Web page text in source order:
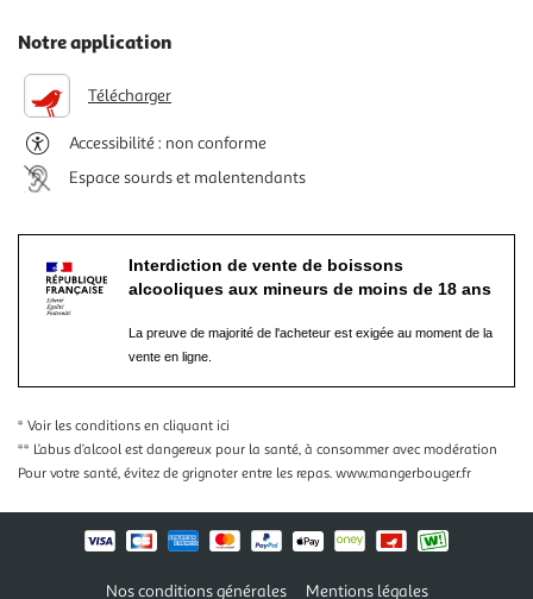
Notre application
Télécharger
Accessibilité : non conforme
Espace sourds et malentendants
Interdiction de vente de boissons
alcooliques aux mineurs de moins de 18 ans
La preuve de majorité de l'acheteur est exigée au moment de la
vente en ligne.
* Voir les conditions en cliquant ici
** L’abus d’alcool est dangereux pour la santé, à consommer avec modération
Pour votre santé, évitez de grignoter entre les repas. www.mangerbouger.fr
Nos conditions générales Mentions légales